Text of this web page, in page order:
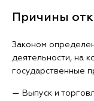
Причины
Законом
деятельности, на
государственные
— Выпуск и